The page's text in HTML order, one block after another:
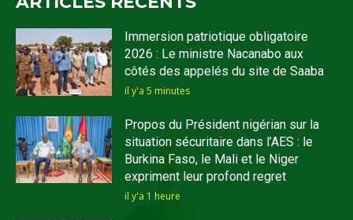
Immersion patriotique obligatoire
2026 : Le ministre Nacanabo aux
côtés des appelés du site de Saaba
il y'a 5 minutes
Propos du Président nigérian sur la
situation sécuritaire dans l’AES : le
Burkina Faso, le Mali et le Niger
expriment leur profond regret
il y'a 1 heure